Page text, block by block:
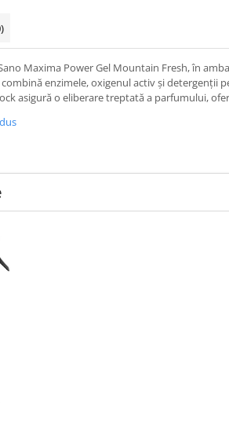
Maxima Power Gel Mountain Fresh, în
enzimele, oxigenul activ și detergenții
asigură o eliberare treptată a parfumului,